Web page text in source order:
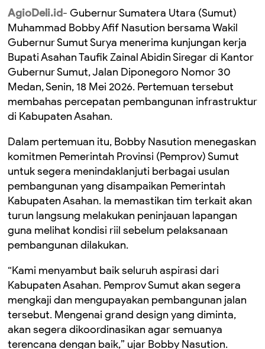
AgioDeli.id- Gubernur Sumatera Utara (Sumut)
Muhammad Bobby Afif Nasution bersama Wakil
Gubernur Sumut Surya menerima kunjungan kerja
Bupati Asahan Taufik Zainal Abidin Siregar di Kantor
Gubernur Sumut, Jalan Diponegoro Nomor 30
Medan, Senin, 18 Mei 2026. Pertemuan tersebut
membahas percepatan pembangunan infrastruktur
di Kabupaten Asahan.
Dalam pertemuan itu, Bobby Nasution menegaskan
komitmen Pemerintah Provinsi (Pemprov) Sumut
untuk segera menindaklanjuti berbagai usulan
pembangunan yang disampaikan Pemerintah
Kabupaten Asahan. Ia memastikan tim terkait akan
turun langsung melakukan peninjauan lapangan
guna melihat kondisi riil sebelum pelaksanaan
pembangunan dilakukan.
“Kami menyambut baik seluruh aspirasi dari
Kabupaten Asahan. Pemprov Sumut akan segera
mengkaji dan mengupayakan pembangunan jalan
tersebut. Mengenai grand design yang diminta,
akan segera dikoordinasikan agar semuanya
terencana dengan baik,” ujar Bobby Nasution.